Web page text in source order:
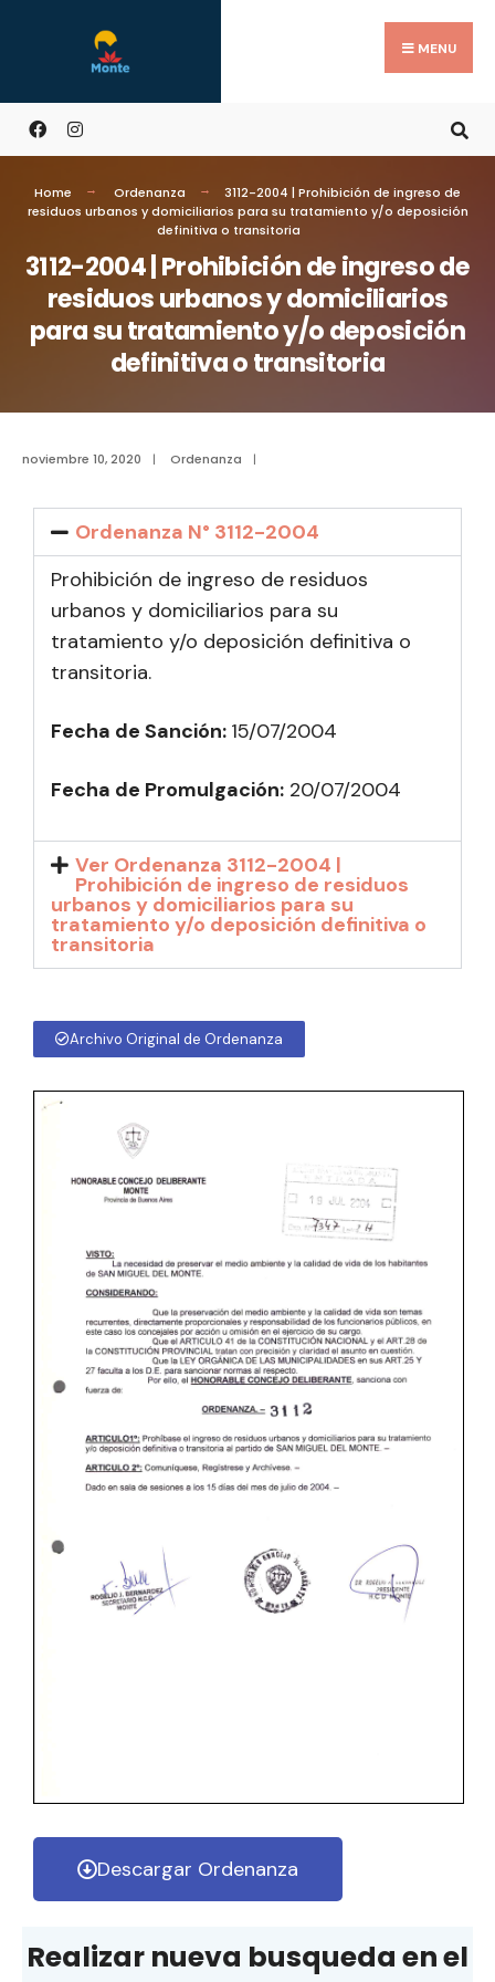
MENU
Home Ordenanza
3112-2004 | Prohibición de ingreso de
residuos urbanos y domiciliarios para su tratamiento y/o deposición
definitiva o transitoria
3112-2004 | Prohibición de ingreso de
residuos urbanos y domiciliarios
para su tratamiento y/o deposición
definitiva o transitoria
noviembre 10, 2020 | Ordenanza |
Ordenanza N° 3112-2004
Prohibición de ingreso de residuos
urbanos y domiciliarios para su
tratamiento y/o deposición definitiva o
transitoria.
Fecha de Sanción: 15/07/2004
Fecha de Promulgación: 20/07/2004
Ver Ordenanza 3112-2004 |
Prohibición de ingreso de residuos
urbanos y domiciliarios para su
tratamiento y/o deposición definitiva o
transitoria
Archivo Original de Ordenanza
Descargar Ordenanza
Realizar nueva busqueda en el